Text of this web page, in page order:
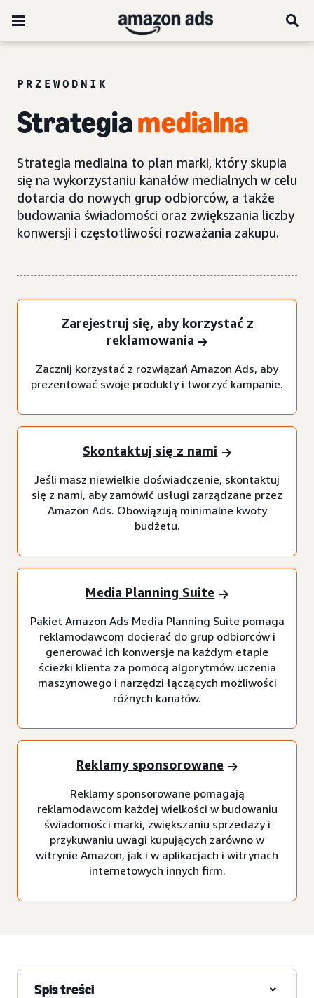
PRZEWODNIK
Strategiamedialna
Strategia medialna to plan marki, który skupia
się na wykorzystaniu kanałów medialnych w celu
dotarcia do nowych grup odbiorców, a także
budowania świadomości oraz zwiększania liczby
konwersji i częstotliwości rozważania zakupu.
Zarejestruj się, aby korzystać z
reklamowania
Zacznij korzystać z rozwiązań Amazon Ads, aby
prezentować swoje produkty i tworzyć kampanie.
Skontaktuj się z nami
Jeśli masz niewielkie doświadczenie, skontaktuj
się z nami, aby zamówić usługi zarządzane przez
Amazon Ads. Obowiązują minimalne kwoty
budżetu.
Media Planning Suite
Pakiet Amazon Ads Media Planning Suite pomaga
reklamodawcom docierać do grup odbiorców i
generować ich konwersje na każdym etapie
ścieżki klienta za pomocą algorytmów uczenia
maszynowego i narzędzi łączących możliwości
różnych kanałów.
Reklamy sponsorowane
Reklamy sponsorowane pomagają
reklamodawcom każdej wielkości w budowaniu
świadomości marki, zwiększaniu sprzedaży i
przykuwaniu uwagi kupujących zarówno w
witrynie Amazon, jak i w aplikacjach i witrynach
internetowych innych firm.
Spis treści